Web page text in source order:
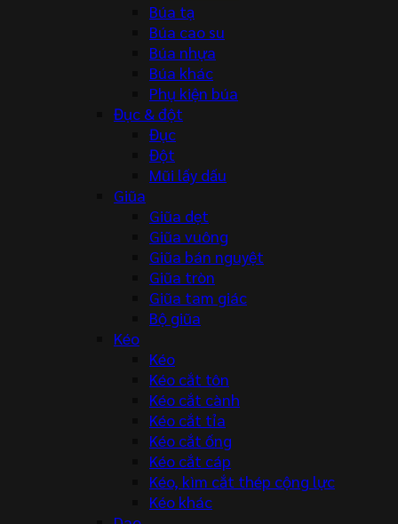
Búa tạ
Búa cao su
Búa nhựa
Búa khác
Phụ kiện búa
Đục & đột
Đục
Đột
Mũi lấy dấu
Giũa
Giũa dẹt
Giũa vuông
Giũa bán nguyệt
Giũa tròn
Giũa tam giác
Bộ giũa
Kéo
Kéo
Kéo cắt tôn
Kéo cắt cành
Kéo cắt tỉa
Kéo cắt ống
Kéo cắt cáp
Kéo, kìm cắt thép cộng lực
Kéo khác